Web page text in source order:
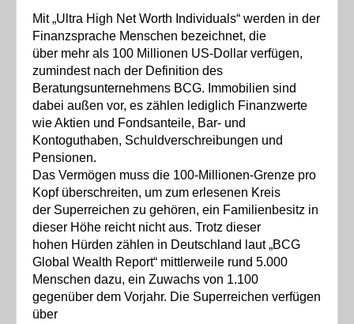
Mit „Ultra High Net Worth Individuals“ werden in der
Finanzsprache Menschen bezeichnet, die
über mehr als 100 Millionen US-Dollar verfügen,
zumindest nach der Definition des
Beratungsunternehmens BCG. Immobilien sind
dabei außen vor, es zählen lediglich Finanzwerte
wie Aktien und Fondsanteile, Bar- und
Kontoguthaben, Schuldverschreibungen und
Pensionen.
Das Vermögen muss die 100-Millionen-Grenze pro
Kopf überschreiten, um zum erlesenen Kreis
der Superreichen zu gehören, ein Familienbesitz in
dieser Höhe reicht nicht aus. Trotz dieser
hohen Hürden zählen in Deutschland laut „BCG
Global Wealth Report“ mittlerweile rund 5.000
Menschen dazu, ein Zuwachs von 1.100
gegenüber dem Vorjahr. Die Superreichen verfügen
über